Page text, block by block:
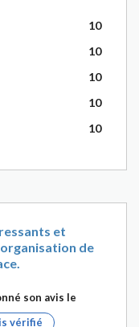
10
10
10
10
10
et
de
son avis le
vérifié